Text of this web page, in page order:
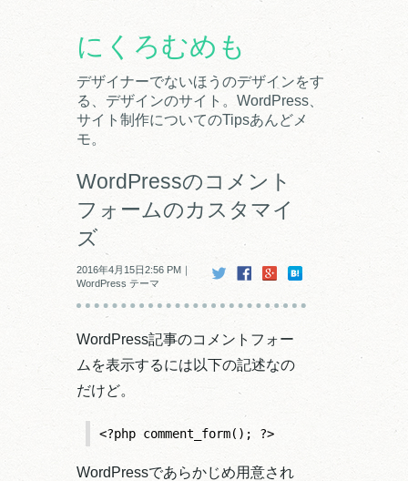
にくろむめも
デザイナーでないほうのデザインをす
る、デザインのサイト。WordPress、
サイト制作についてのTipsあんどメ
モ。
WordPressのコメント
フォームのカスタマイ
ズ
2016年4月15日2:56 PM｜
WordPress テーマ
WordPress記事のコメントフォー
ムを表示するには以下の記述なの
だけど。
<?php comment_form(); ?>
WordPressであらかじめ用意され